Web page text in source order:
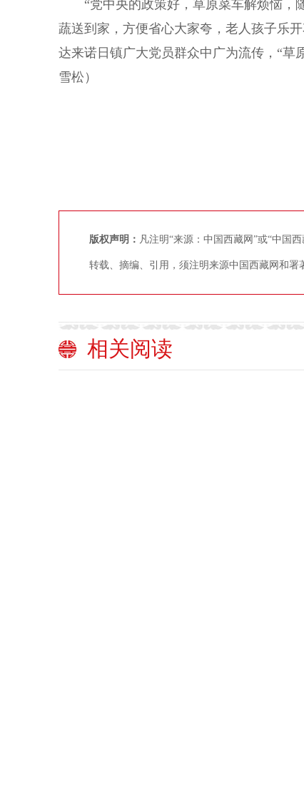
“党中央的政策好，草原菜车解烦恼，
蔬送到家，方便省心大家夸，老人孩子乐
达来诺日镇广大党员群众中广为流传，“草
雪松）
版权声明： 凡注明“来源：中国西藏网”或“中国
转载、摘编、引用，须注明来源中国西藏网和署
相关阅读